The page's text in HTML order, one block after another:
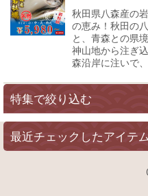
絞
秋田県八森産の
の恵み！秋田の
と、青森との県
神山地から注ぎ
森沿岸に注いで
特集で絞り込む
産地：北海道
最近チェックしたアイテム